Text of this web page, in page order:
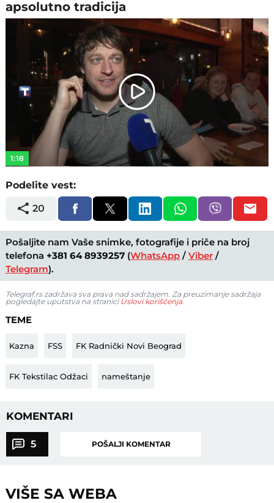
apsolutno tradicija
Play
Video
1:18
Podelite vest:
20
Pošaljite nam Vaše snimke, fotografije i priče na broj
telefona +381 64 8939257 (WhatsApp /Viber /
Telegram).
Telegraf.rs zadržava sva prava nad sadržajem. Za preuzimanje sadržaja
pogledajte uputstva na stranici Uslovi korišćenja.
TEME
Kazna FSS FK Radnički Novi Beograd
FK Tekstilac Odžaci nameštanje
KOMENTARI
5 POŠALJI KOMENTAR
VIŠE SA WEBA